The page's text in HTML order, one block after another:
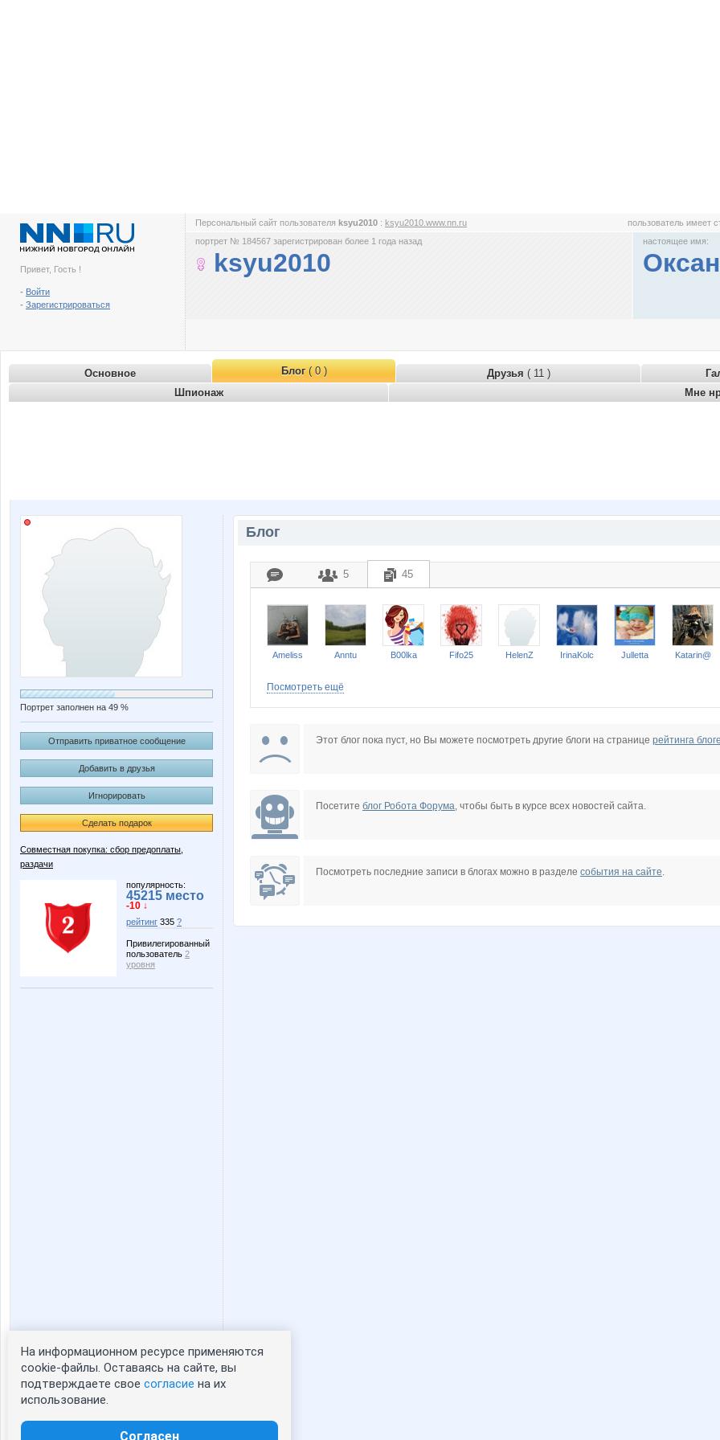
Привет, Гость !
- Войти
- Зарегистрироваться
Персональный сайт пользователя ksyu2010 : ksyu2010.www.nn.ru пользователь имеет
портрет № 184567 зарегистрирован более 1 года назад
ksyu2010
настоящее имя:
Основное Блог( 0 ) Друзья ( 11 )
Шпионаж
Мне
Портрет заполнен на 49 %
Отправить приватное сообщение
Добавить в друзья
Игнорировать
Сделать подарок
Совместная покупка: сбор предоплаты,
раздачи
популярность:
45215 место
-10 ↓
рейтинг 335 ?
Привилегированный
пользователь 2
уровня
Статистика портрета:
сейчас просматривают портрет - 0
зарегистрированные пользователи
Блог
5 45
Ameliss Anntu B00lka Fifo25 HelenZ IrinaKolc Julletta Katarin@
p4elka52
Пр0м0к@шка Солодушка СЛ@ДЕНЬК@Я Турбомодная Шикарные ш*а*п*к*и
Посмотреть ещё
Этот блог пока пуст, но Вы можете посмотреть другие блоги на странице рейтинга
Посетите блог Робота Форума, чтобы быть в курсе всех новостей сайта.
Посмотреть последние записи в блогах можно в разделе события на сайте.
На информационном ресурсе применяются
cookie-файлы. Оставаясь на сайте, вы
подтверждаете свое согласие на их
использование.
Согласен